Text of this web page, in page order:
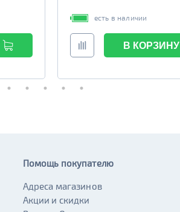
есть в наличии
В КОРЗИНУ
Помощь покупателю
Адреса магазинов
Акции и скидки